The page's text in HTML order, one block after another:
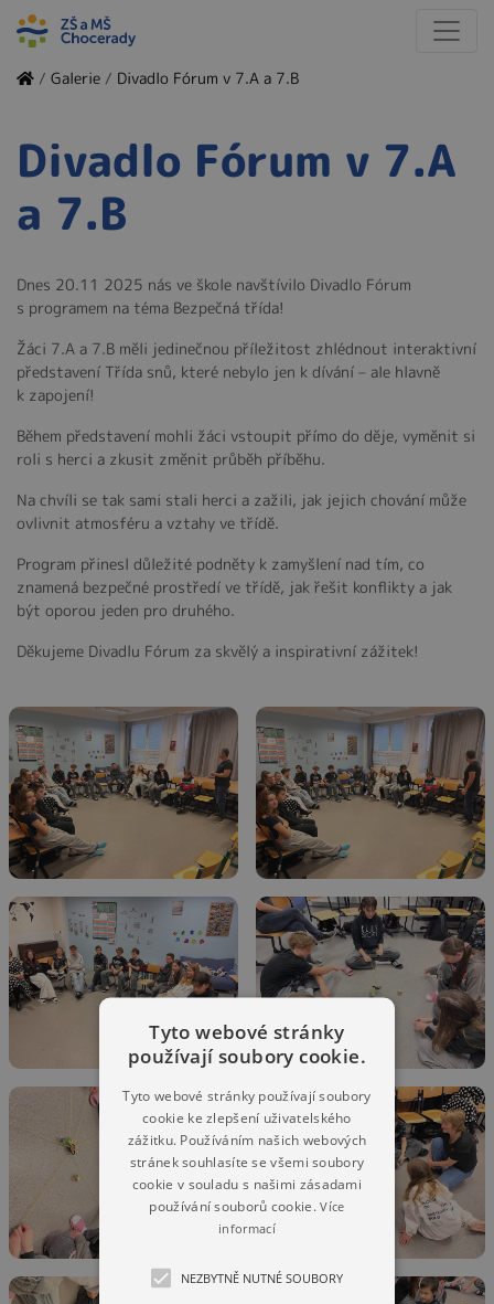
/ Galerie / Divadlo Fórum v 7.A a 7.B
Divadlo Fórum v 7.A
a 7.B
Dnes 20.11 2025 nás ve škole navštívilo Divadlo Fórum
s programem na téma Bezpečná třída!
Žáci 7.A a 7.B měli jedinečnou příležitost zhlédnout interaktivní
představení Třída snů, které nebylo jen k dívání – ale hlavně
k zapojení!
Během představení mohli žáci vstoupit přímo do děje, vyměnit si
roli s herci a zkusit změnit průběh příběhu.
Na chvíli se tak sami stali herci a zažili, jak jejich chování může
ovlivnit atmosféru a vztahy ve třídě.
Program přinesl důležité podněty k zamyšlení nad tím, co
znamená bezpečné prostředí ve třídě, jak řešit konflikty a jak
být oporou jeden pro druhého.
Děkujeme Divadlu Fórum za skvělý a inspirativní zážitek!
Tyto webové stránky
používají soubory cookie.
Tyto webové stránky používají soubory
cookie ke zlepšení uživatelského
zážitku. Používáním našich webových
stránek souhlasíte se všemi soubory
cookie v souladu s našimi zásadami
používání souborů cookie.Více
informací
NEZBYTNĚ NUTNÉ SOUBORY